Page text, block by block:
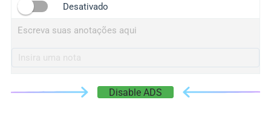
Desativado
Escreva suas anotações aqui
Disable ADS